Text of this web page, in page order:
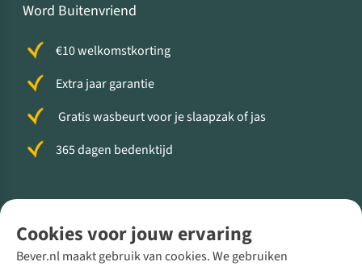
Cookies voor jouw ervaring
Bever.nl maakt gebruik van cookies. We gebruiken
Word Buitenvriend
€10 welkomstkorting
Extra jaar garantie
Gratis wasbeurt voor je slaapzak of jas
365 dagen bedenktijd